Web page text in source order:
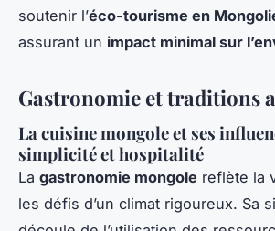
soutenir l’éco-tourisme en
assurant un impact minimal sur
Gastronomie et traditions
La cuisine mongole et ses
simplicité et hospitalité
La gastronomie mongole reflète la
les défis d’un climat rigoureux. Sa